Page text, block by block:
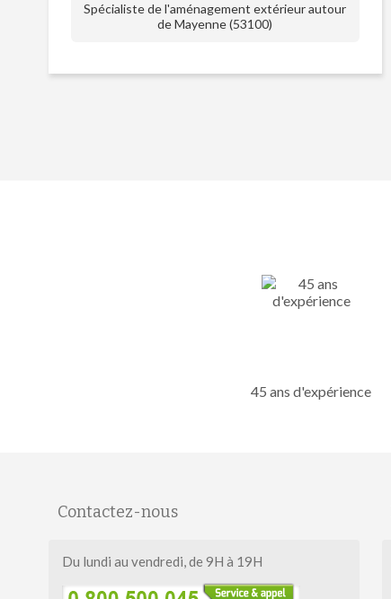
Spécialiste de l'aménagement extérieur autour
de Mayenne (53100)
45 ans d'expérience
Contactez-nous
Du lundi au vendredi, de 9H à 19H